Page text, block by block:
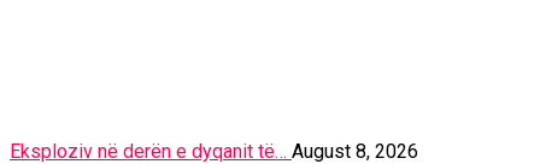
Eksploziv në derën e dyqanit të… August 8, 2026